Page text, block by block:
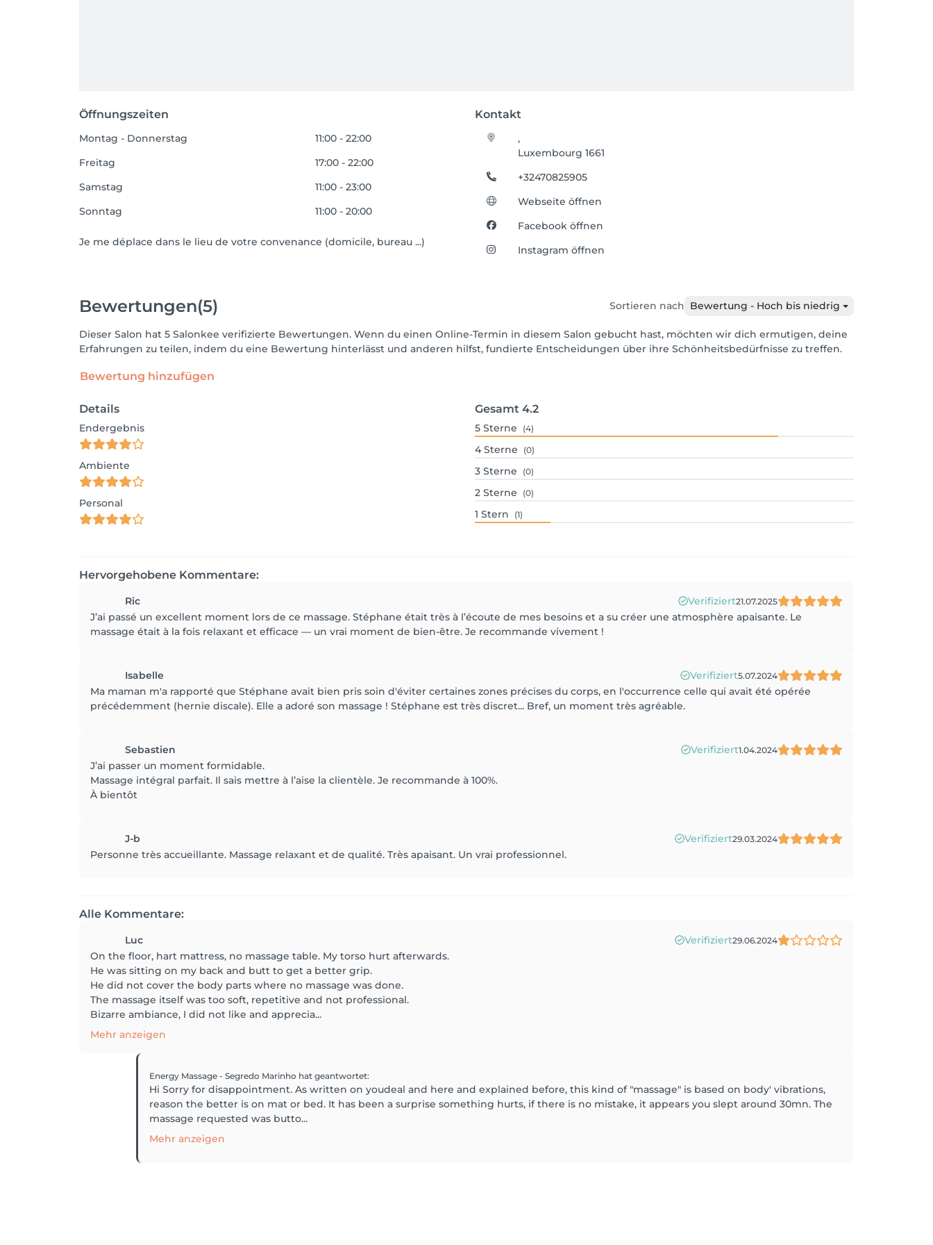
Öffnungszeiten Kontakt
Montag - Donnerstag
11:00 - 22:00
Freitag
17:00 - 22:00
Samstag
11:00 - 23:00
Sonntag
11:00 - 20:00
Je me déplace dans le lieu de votre convenance (domicile, bureau ...)
,
Luxembourg 1661
+32470825905
Webseite öffnen
Facebook öffnen
Instagram öffnen
Bewertungen(5) Sortieren nach Bewertung - Hoch bis niedrig
Dieser Salon hat 5 Salonkee verifizierte Bewertungen. Wenn du einen Online-Termin in diesem Salon gebucht hast, möchten wir dich ermutigen, deine
Erfahrungen zu teilen, indem du eine Bewertung hinterlässt und anderen hilfst, fundierte Entscheidungen über ihre Schönheitsbedürfnisse zu treffen.
Bewertung hinzufügen
Details
Endergebnis
Ambiente
Personal
Gesamt 4.2
5 Sterne (4)
4 Sterne (0)
3 Sterne (0)
2 Sterne (0)
1 Stern (1)
Hervorgehobene Kommentare:
Ric Verifiziert21.07.2025
J’ai passé un excellent moment lors de ce massage. Stéphane était très à l’écoute de mes besoins et a su créer une atmosphère apaisante. Le
massage était à la fois relaxant et efficace — un vrai moment de bien-être. Je recommande vivement !
Isabelle Verifiziert5.07.2024
Ma maman m'a rapporté que Stéphane avait bien pris soin d'éviter certaines zones précises du corps, en l'occurrence celle qui avait été opérée
précédemment (hernie discale). Elle a adoré son massage ! Stéphane est très discret... Bref, un moment très agréable.
Sebastien Verifiziert1.04.2024
J’ai passer un moment formidable.
Massage intégral parfait. Il sais mettre à l’aise la clientèle. Je recommande à 100%.
À bientôt
J-b Verifiziert29.03.2024
Personne très accueillante. Massage relaxant et de qualité. Très apaisant. Un vrai professionnel.
Alle Kommentare:
Luc Verifiziert29.06.2024
On the floor, hart mattress, no massage table. My torso hurt afterwards.
He was sitting on my back and butt to get a better grip.
He did not cover the body parts where no massage was done.
The massage itself was too soft, repetitive and not professional.
Bizarre ambiance, I did not like and apprecia...
Mehr anzeigen
Energy Massage - Segredo Marinho hat geantwortet:
Hi Sorry for disappointment. As written on youdeal and here and explained before, this kind of "massage" is based on body' vibrations,
reason the better is on mat or bed. It has been a surprise something hurts, if there is no mistake, it appears you slept around 30mn. The
massage requested was butto...
Mehr anzeigen